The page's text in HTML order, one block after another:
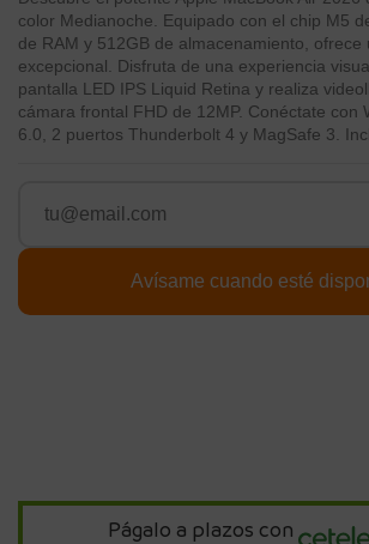
color Medianoche. Equipado con el chip M5
de RAM y 512GB de almacenamiento, ofrece
excepcional. Disfruta de una experiencia
pantalla LED IPS Liquid Retina y realiza
cámara frontal FHD de 12MP. Conéctate con
6.0, 2 puertos Thunderbolt 4 y MagSafe 3.
Págalo a plazos con